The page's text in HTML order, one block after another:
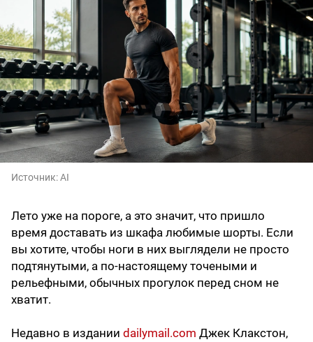
Источник:AI
Лето уже на пороге, а это значит, что пришло
время доставать из шкафа любимые шорты. Если
вы хотите, чтобы ноги в них выглядели не просто
подтянутыми, а по-настоящему точеными и
рельефными, обычных прогулок перед сном не
хватит.
Недавно в издании dailymail.com Джек Клакстон,